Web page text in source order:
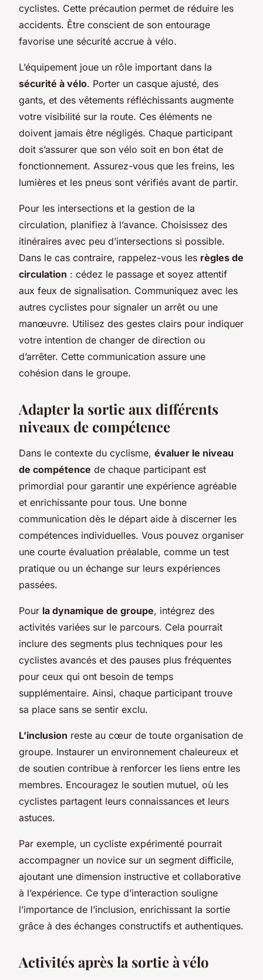
cyclistes. Cette précaution permet de réduire les
accidents. Être conscient de son entourage
favorise une sécurité accrue à vélo.
L’équipement joue un rôle important dans la
sécurité à vélo. Porter un casque ajusté, des
gants, et des vêtements réfléchissants augmente
votre visibilité sur la route. Ces éléments ne
doivent jamais être négligés. Chaque participant
doit s’assurer que son vélo soit en bon état de
fonctionnement. Assurez-vous que les freins, les
lumières et les pneus sont vérifiés avant de partir.
Pour les intersections et la gestion de la
circulation, planifiez à l’avance. Choisissez des
itinéraires avec peu d’intersections si possible.
Dans le cas contraire, rappelez-vous les règles de
circulation : cédez le passage et soyez attentif
aux feux de signalisation. Communiquez avec les
autres cyclistes pour signaler un arrêt ou une
manœuvre. Utilisez des gestes clairs pour indiquer
votre intention de changer de direction ou
d’arrêter. Cette communication assure une
cohésion dans le groupe.
Adapter la sortie aux différents
niveaux de compétence
Dans le contexte du cyclisme, évaluer le niveau
de compétence de chaque participant est
primordial pour garantir une expérience agréable
et enrichissante pour tous. Une bonne
communication dès le départ aide à discerner les
compétences individuelles. Vous pouvez organiser
une courte évaluation préalable, comme un test
pratique ou un échange sur leurs expériences
passées.
Pour la dynamique de groupe, intégrez des
activités variées sur le parcours. Cela pourrait
inclure des segments plus techniques pour les
cyclistes avancés et des pauses plus fréquentes
pour ceux qui ont besoin de temps
supplémentaire. Ainsi, chaque participant trouve
sa place sans se sentir exclu.
L’inclusion reste au cœur de toute organisation de
groupe. Instaurer un environnement chaleureux et
de soutien contribue à renforcer les liens entre les
membres. Encouragez le soutien mutuel, où les
cyclistes partagent leurs connaissances et leurs
astuces.
Par exemple, un cycliste expérimenté pourrait
accompagner un novice sur un segment difficile,
ajoutant une dimension instructive et collaborative
à l’expérience. Ce type d’interaction souligne
l’importance de l’inclusion, enrichissant la sortie
grâce à des échanges constructifs et authentiques.
Activités après la sortie à vélo